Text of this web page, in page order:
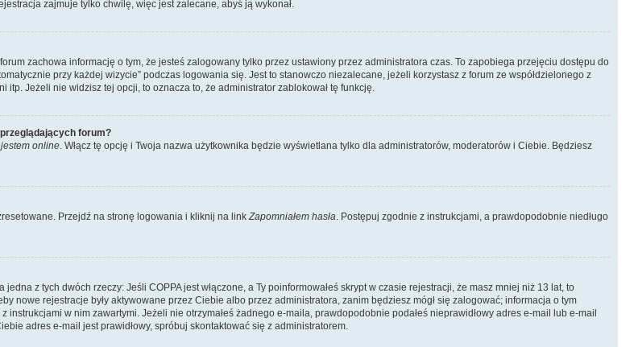
zajmuje tylko chwilę, więc jest zalecane, abyś ją wykonał.
zachowa informację o tym, że jesteś zalogowany tylko przez ustawiony przez administratora czas. To zapobiega przejęciu dostępu do
przy każdej wizycie” podczas logowania się. Jest to stanowczo niezalecane, jeżeli korzystasz z forum ze współdzielonego z
Jeżeli nie widzisz tej opcji, to oznacza to, że administrator zablokował tę funkcję.
forum?
online. Włącz tę opcję i Twoja nazwa użytkownika będzie wyświetlana tylko dla administratorów, moderatorów i Ciebie. Będziesz
Przejdź na stronę logowania i kliknij na linkZapomniałem hasła. Postępuj zgodnie z instrukcjami, a prawdopodobnie niedługo
z tych dwóch rzeczy: Jeśli COPPA jest włączone, a Ty poinformowałeś skrypt w czasie rejestracji, że masz mniej niż 13 lat, to
nowe rejestracje były aktywowane przez Ciebie albo przez administratora, zanim będziesz mógł się zalogować; informacja o tym
w nim zawartymi. Jeżeli nie otrzymałeś żadnego e-maila, prawdopodobnie podałeś nieprawidłowy adres e-mail lub e-mail
adres e-mail jest prawidłowy, spróbuj skontaktować się z administratorem.